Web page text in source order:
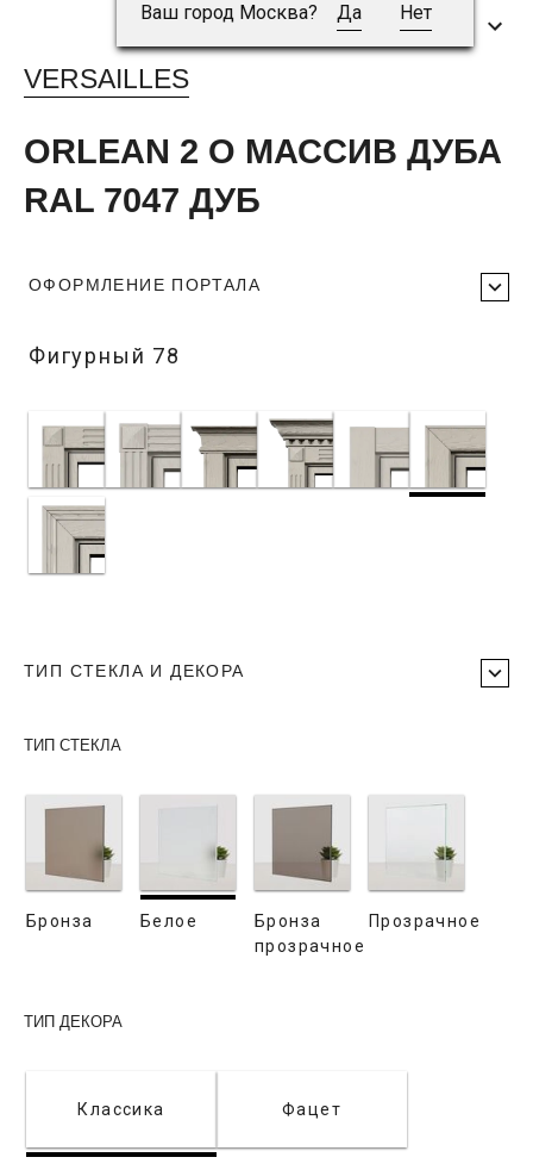
Ваш город Москва? Да Нет
VERSAILLES
ORLEAN 2 O МАССИВ ДУБА
RAL 7047 ДУБ
ОФОРМЛЕНИЕ ПОРТАЛА
Фигурный 78
ТИП СТЕКЛА И ДЕКОРА
ТИП СТЕКЛА
Бронза Белое
Бронза
прозрачное
Прозрачное
ТИП ДЕКОРА
Классика Фацет